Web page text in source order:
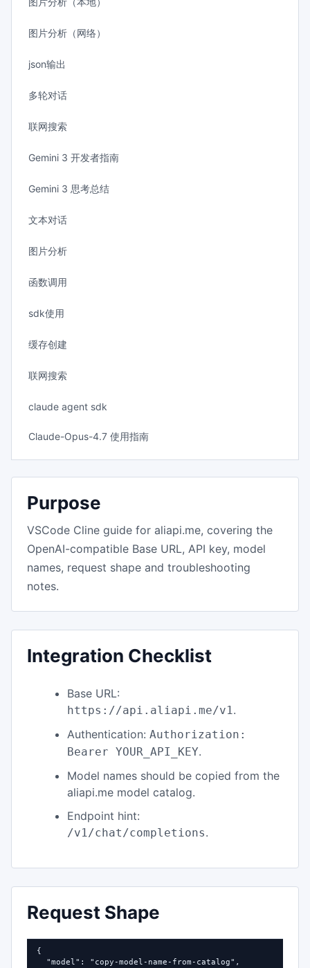
图片分析（网络）
json输出
多轮对话
联网搜索
Gemini 3 开发者指南
Gemini 3 思考总结
文本对话
图片分析
函数调用
sdk使用
缓存创建
联网搜索
claude agent sdk
Claude-Opus-4.7 使用指南
Purpose
VSCode Cline guide for aliapi.me, covering the
OpenAI-compatible Base URL, API key, model
names, request shape and troubleshooting
notes.
Integration Checklist
Base URL:
https://api.aliapi.me/v1.
Authentication: Authorization:
Bearer YOUR_API_KEY.
Model names should be copied from the
aliapi.me model catalog.
Endpoint hint:
/v1/chat/completions.
Request Shape
{
  "model": "copy-model-name-from-catalog",